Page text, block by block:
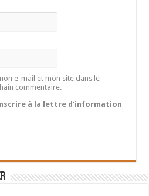
e-mail et mon site dans le
commentaire.
à la lettre d'information